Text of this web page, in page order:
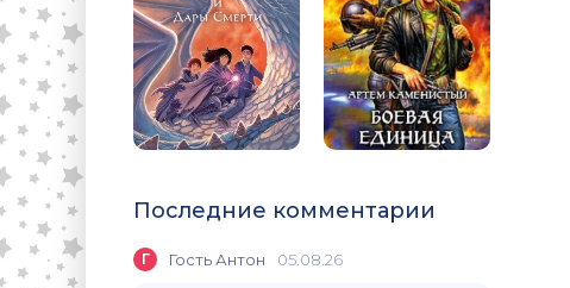
Последние комментарии
Г Гость Антон 05.08.26